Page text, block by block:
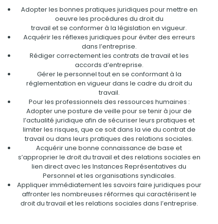
Adopter les bonnes pratiques juridiques pour mettre en
oeuvre les procédures du droit du
travail et se conformer à la législation en vigueur.
Acquérir les réflexes juridiques pour éviter des erreurs
dans l’entreprise.
Rédiger correctement les contrats de travail et les
accords d’entreprise.
Gérer le personnel tout en se conformant à la
réglementation en vigueur dans le cadre du droit du
travail.
Pour les professionnels des ressources humaines :
Adopter une posture de veille pour se tenir à jour de
l’actualité juridique afin de sécuriser leurs pratiques et
limiter les risques, que ce soit dans la vie du contrat de
travail ou dans leurs pratiques des relations sociales.
Acquérir une bonne connaissance de base et
s’approprier le droit du travail et des relations sociales en
lien direct avec les Instances Représentatives du
Personnel et les organisations syndicales.
Appliquer immédiatement les savoirs faire juridiques pour
affronter les nombreuses réformes qui caractérisent le
droit du travail et les relations sociales dans l’entreprise.